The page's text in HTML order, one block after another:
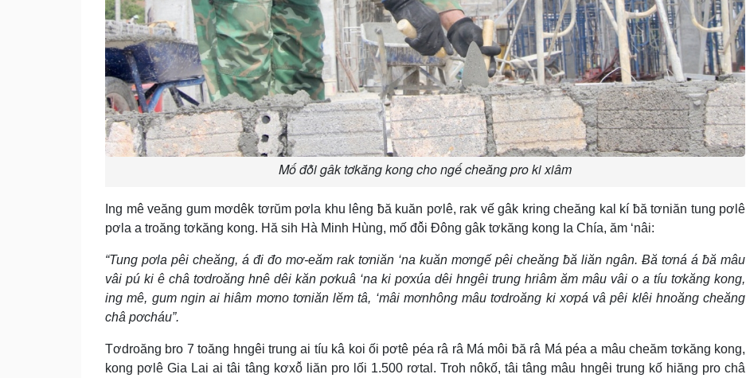
Mố đô̆i gâk tơkăng kong cho ngế cheăng pro ki xiâm
Ing mê veăng gum mơdêk tơrŭm pơla khu lêng ƀă kuăn pơlê, rak vế gâk kring cheăng kal kí ƀă tơniăn tung pơlê
pơla a troăng tơkăng kong. Hă sih Hà Minh Hùng, mố đô̆i Đông gâk tơkăng kong Ia Chía, ăm ‘nâi:
“Tung pơla pêi cheăng, á đi đo mơ-eăm rak tơniăn ‘na kuăn mơngế pêi cheăng ƀă liăn ngân. Ƀă tơná á ƀă mâu
vâi pú ki ê châ tơdroăng hnê dêi kăn pơkuâ ‘na ki pơxúa dêi hngêi trung hriâm ăm mâu vâi o a tíu tơkăng kong,
ing mê, gum ngin ai hiâm mơno tơniăn lĕm tâ, ‘mâi mơnhông mâu tơdroăng ki xơpá vâ pêi klêi hnoăng cheăng
châ pơcháu”.
Tơdroăng bro 7 toăng hngêi trung ai tíu kâ koi ối pơtê péa râ râ Má môi ƀă râ Má péa a mâu cheăm tơkăng kong,
kong pơlê Gia Lai ai tâi tâng kơxô̆ liăn pro lối 1.500 rơtal. Troh nôkố, tâi tâng mâu hngêi trung kố hiăng pro châ